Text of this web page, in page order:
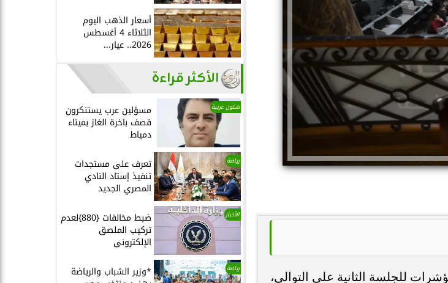
للجلسة الثانية على التوالي،
أسعار الذهب اليوم
الثلاثاء 4 أغسطس
2026.. عيار...
الأكثر قراءة
شئون عربية مسؤلين عرب يستنكرون
قصف باخرة الغاز بميناء
دمياط
رياضة تعرف على مستجدات
تنفيذ إستاد النادي
المصري الجديد
الأخبار ضبط مخالفات {880}لعدم
تركيب الملصق
الإلكترونى
رياضة *وزير الشباب والرياضة